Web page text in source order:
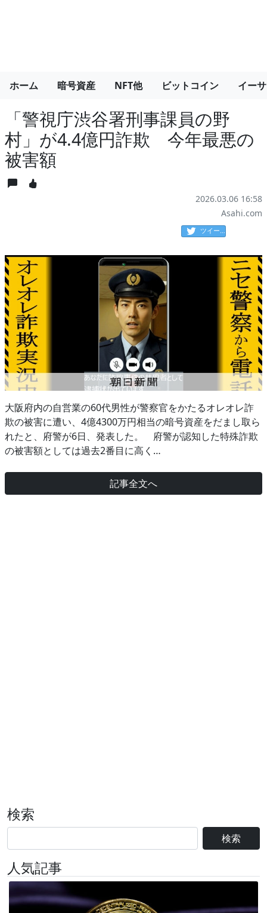
ホーム 暗号資産 NFT他 ビットコイン イー
「警視庁渋谷署刑事課員の野
村」が4.4億円詐欺 今年最悪の
被害額
2026.03.06 16:58
Asahi.com
ツイート
大阪府内の自営業の60代男性が警察官をかたるオレオレ詐
欺の被害に遭い、4億4300万円相当の暗号資産をだまし取ら
れたと、府警が6日、発表した。 府警が認知した特殊詐欺
の被害額としては過去2番目に高く…
記事全文へ
検索
検索
人気記事